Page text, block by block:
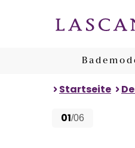
Startseite
01/06